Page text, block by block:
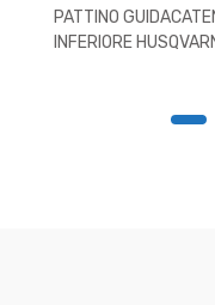
da
PATTINO
INFERIORE